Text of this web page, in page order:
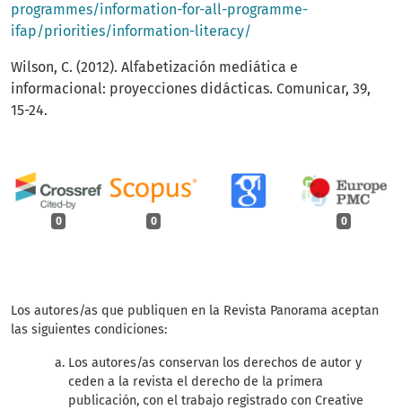
0 0 0
programmes/information-for-all-programme-
ifap/priorities/information-literacy/
Wilson, C. (2012). Alfabetización mediática e
informacional: proyecciones didácticas. Comunicar, 39,
15-24.
Los autores/as que publiquen en la Revista Panorama aceptan
las siguientes condiciones:
Los autores/as conservan los derechos de autor y
ceden a la revista el derecho de la primera
publicación, con el trabajo registrado con Creative